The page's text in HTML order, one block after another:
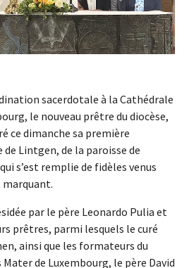
sacerdotale à la Cathédrale
le nouveau prêtre du diocèse,
ce dimanche sa première
de Lintgen, de la paroisse de
s’est remplie de fidèles venus
par le père Leonardo Pulia et
prêtres, parmi lesquels le curé
ainsi que les formateurs du
de Luxembourg, le père David